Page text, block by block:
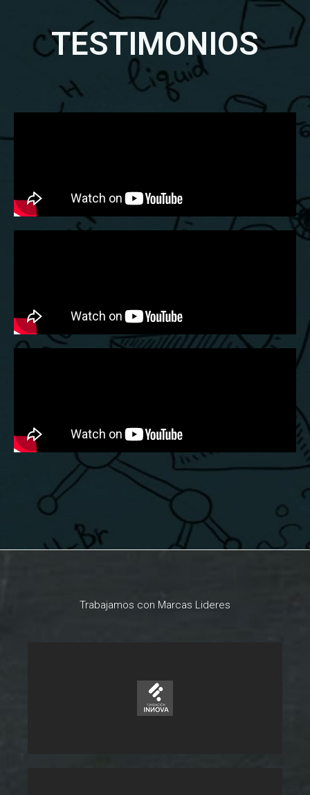
TESTIMONIOS
Trabajamos con Marcas Lideres